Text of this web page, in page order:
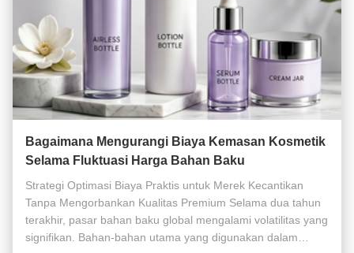
Bagaimana Mengurangi Biaya Kemasan Kosmetik
Selama Fluktuasi Harga Bahan Baku
Strategi Optimasi Biaya Praktis untuk Merek Kecantikan
Tanpa Mengorbankan Kualitas Premium Selama dua tahun
terakhir, pasar bahan baku global mengalami volatilitas yang
signifikan. Bahan-bahan utama yang digunakan dalam